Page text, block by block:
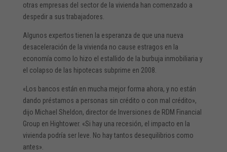
otras empresas del sector de la vivienda han comenzado a
despedir a sus trabajadores.
Algunos expertos tienen la esperanza de que una nueva
desaceleración de la vivienda no cause estragos en la
economía como lo hizo el estallido de la burbuja inmobiliaria y
el colapso de las hipotecas subprime en 2008.
«Los bancos están en mucha mejor forma ahora, y no están
dando préstamos a personas sin crédito o con mal crédito»,
dijo Michael Sheldon, director de Inversiones de RDM Financial
Group en Hightower. «Si hay una recesión, el impacto en la
vivienda podría ser leve. No hay tantos desequilibrios como
antes».